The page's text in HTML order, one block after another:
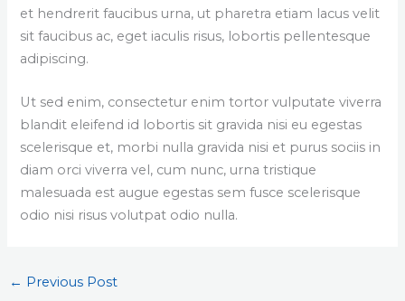
et hendrerit faucibus urna, ut pharetra etiam lacus velit
sit faucibus ac, eget iaculis risus, lobortis pellentesque
adipiscing.
Ut sed enim, consectetur enim tortor vulputate viverra
blandit eleifend id lobortis sit gravida nisi eu egestas
scelerisque et, morbi nulla gravida nisi et purus sociis in
diam orci viverra vel, cum nunc, urna tristique
malesuada est augue egestas sem fusce scelerisque
odio nisi risus volutpat odio nulla.
← Previous Post